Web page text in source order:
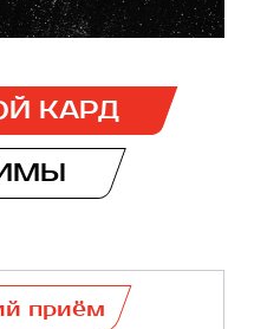
КАРД
приём